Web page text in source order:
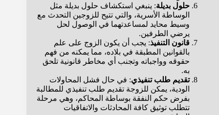
حلول بديلة: ينبغي استكشاف حلول بديلة مثل
الوساطة الأسرية، والتي تتيح للزوجين التحدث مع
وسيط محايد لمساعدتهما في الوصول لحل
يرضي الطرفين.
قانون التنفيذ: يجب أن يكون الزوج على علم
بالقوانين المطبقة في بلاده، مما يمكنه من فهم
حقوقه وواجباته وتجنب أي مخاطر قانونية تلحق
به.
تقديم طلب تنفيذي: في حال فشل المحاولات
الودية، يمكن للزوجة تقديم طلب تنفيذي للمطالبة
بفرض حكم النفقة بوساطة المحاكم، وهي مرحلة
تتطلب توثيق كافة المحادثات والاتفاقيات